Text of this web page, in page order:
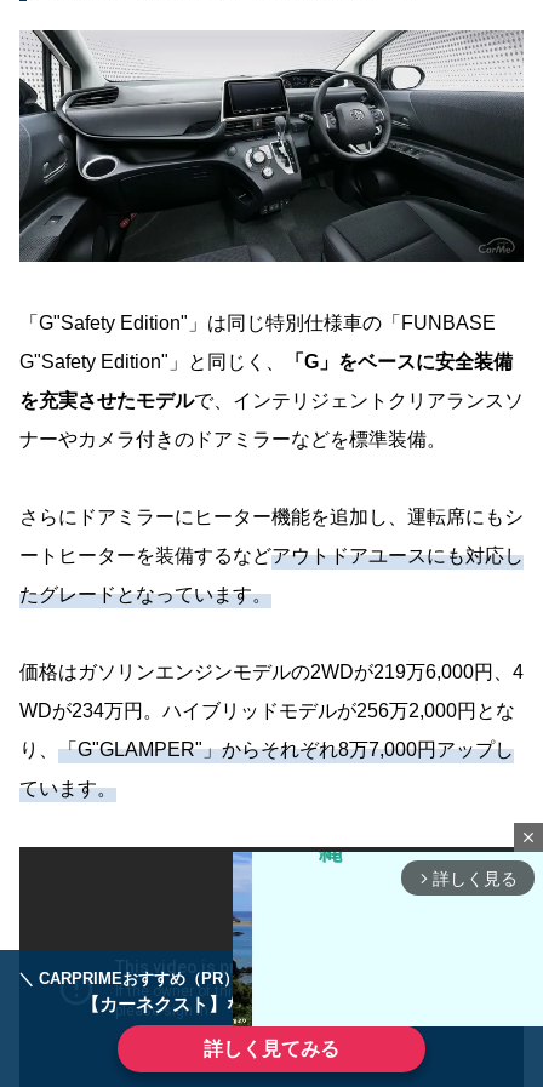
＼ CARPRIMEおすすめ（PR） ／
【カーネクスト】ならどんなクルマも高価買取
詳しく見てみる
「G"Safety Edition"」は同じ特別仕様車の「FUNBASE
G"Safety Edition"」と同じく、
「G」をベースに安全装備
を充実させたモデルで、インテリジェントクリアランスソ
ナーやカメラ付きのドアミラーなどを標準装備。
さらにドアミラーにヒーター機能を追加し、運転席にもシ
ートヒーターを装備するなどアウトドアユースにも対応し
たグレードとなっています。
価格はガソリンエンジンモデルの2WDが219万6,000円、4
WDが234万円。ハイブリッドモデルが256万2,000円とな
り、 「G"GLAMPER"」からそれぞれ8万7,000円アップし
ています。
close
arrow_forward_ios 詳しく見る